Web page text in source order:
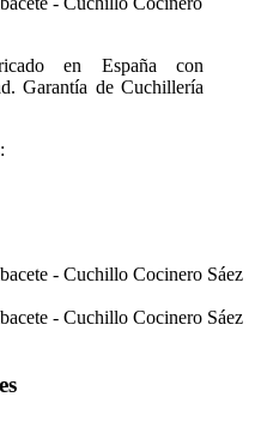
en España con
Garantía de Cuchillería